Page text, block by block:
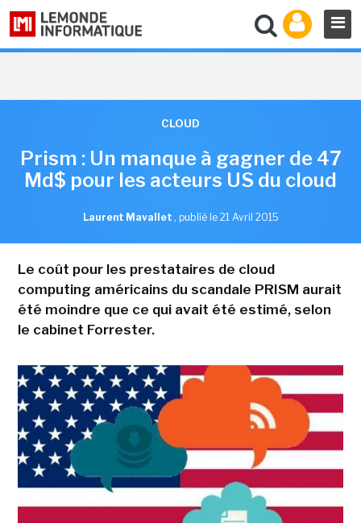
CLOUD
Prism : Un manque à gagner de 47
Md$ pour les acteurs US du cloud
Laurent Mavallet , publié le 21 Avril 2015
Le coût pour les prestataires de cloud
computing américains du scandale PRISM aurait
été moindre que ce qui avait été estimé, selon
le cabinet Forrester.